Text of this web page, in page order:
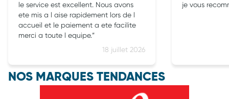
18 juillet 2026
le service est excellent. Nous avons
ete mis a l aise rapidement lors de l
accueil et le paiement a ete facilite
merci a toute l equipe.
je vous
NOS MARQUES TENDANCES